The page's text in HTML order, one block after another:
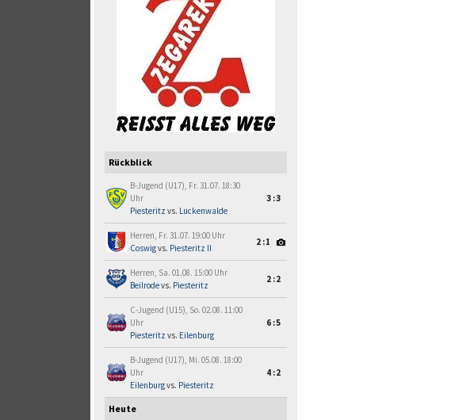
Rückblick
B-Jugend (U17), Fr. 31.07. 18:30
Uhr
Piesteritz vs. Luckenwalde
3:3
Herren, Fr. 31.07. 19:00 Uhr
Coswigvs. Piesteritz II
2:1
Herren, Sa. 01.08. 15:00 Uhr
Beilrodevs. Piesteritz
2:2
C-Jugend (U15), So. 02.08. 11:00
Uhr
Piesteritz vs. Eilenburg
6:5
B-Jugend (U17), Mi. 05.08. 18:00
Uhr
Eilenburgvs. Piesteritz
4:2
Heute